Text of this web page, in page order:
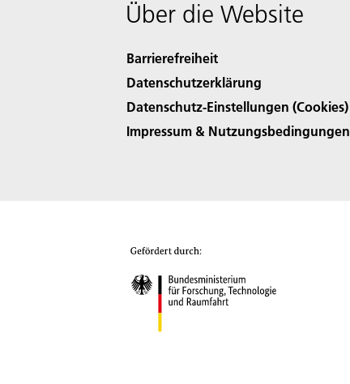
Über die Website
Barrierefreiheit
Datenschutzerklärung
Datenschutz-Einstellungen (Cookies)
Impressum & Nutzungsbedingungen